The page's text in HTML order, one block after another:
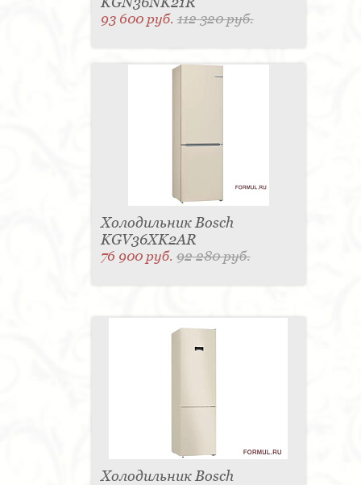
93 600 руб.112 320 руб.
Холодильник Bosch
KGV36XK2AR
76 900 руб.92 280 руб.
Холодильник Bosch